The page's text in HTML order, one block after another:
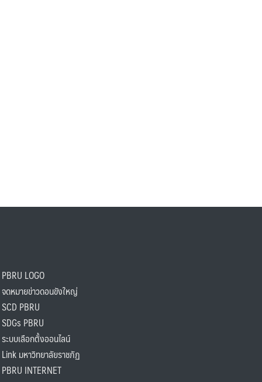
LOGO
หมายข่าวดอนขังใหญ่
PBRU
PBRU
บบเลือกตั้งออนไลน์
มหาวิทยาลัยราชภัฏ
INTERNET